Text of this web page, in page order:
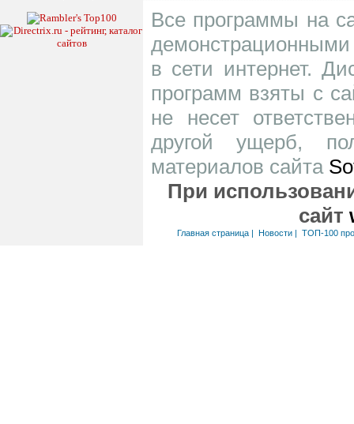
Все программы на
в сети интернет.
программ взяты с
не несет
другой ущерб,
материалов сайта
При
сайт
Главная страница| Новости| ТОП-100